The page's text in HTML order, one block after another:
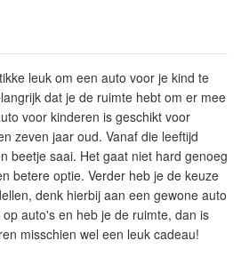
leuk om een auto voor je kind te
dat je de ruimte hebt om er mee
voor kinderen is geschikt voor
zeven jaar oud. Vanaf die leeftijd
beetje saai. Het gaat niet hard genoeg
betere optie. Verder heb je de keuze
denk hierbij aan een gewone auto
auto's en heb je de ruimte, dan is
misschien wel een leuk cadeau!